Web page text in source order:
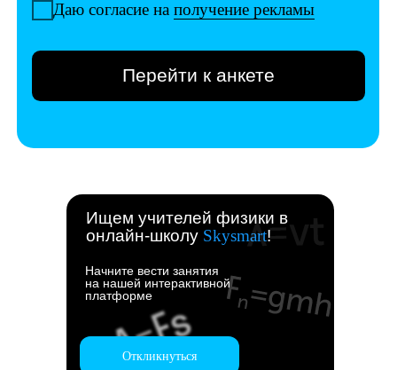
Ищем учителей физики в
онлайн-школу Skysmart!
Начните вести занятия
на нашей интерактивной
платформе
Откликнуться